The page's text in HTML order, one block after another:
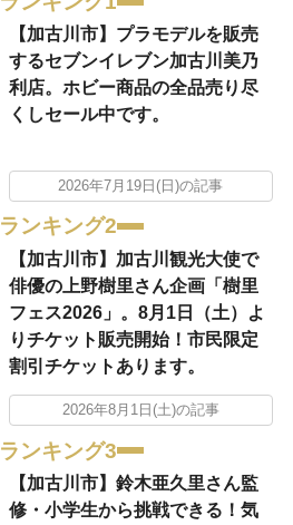
【加古川市】プラモデルを販売
するセブンイレブン加古川美乃
利店。ホビー商品の全品売り尽
くしセール中です。
2026年7月19日(日)の記事
ランキング2
【加古川市】加古川観光大使で
俳優の上野樹里さん企画「樹里
フェス2026」。8月1日（土）よ
りチケット販売開始！市民限定
割引チケットあります。
2026年8月1日(土)の記事
ランキング3
【加古川市】鈴木亜久里さん監
修・小学生から挑戦できる！気